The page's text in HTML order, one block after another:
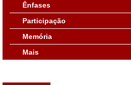
Ênfases
Participação
Memória
Mais